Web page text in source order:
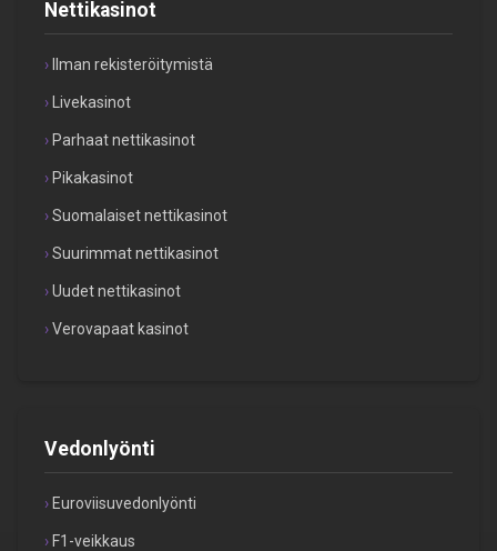
Nettikasinot
Ilman rekisteröitymistä
Livekasinot
Parhaat nettikasinot
Pikakasinot
Suomalaiset nettikasinot
Suurimmat nettikasinot
Uudet nettikasinot
Verovapaat kasinot
Vedonlyönti
Euroviisuvedonlyönti
F1-veikkaus